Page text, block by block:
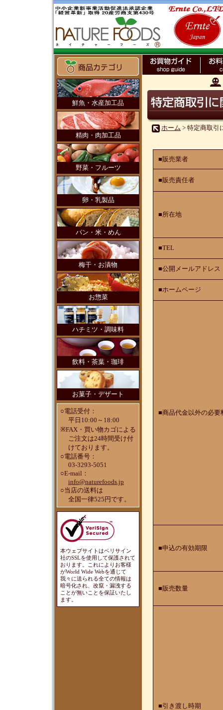
鮮魚・水産加工品
精肉・肉加工品
野菜・フルーツ
卵・乳製品
パン・米・めん
梅干・お漬物
お惣菜
ハチミツ・調味料
飲料・茶葉・珈琲
お菓子・デザート
○電話受付：
平日10:00～18:00
※FAX・買い物カゴによる
ご注文は24時間受け付
けております。
○電話番号：
03-3293-5051
○E-mail：
info@naturefoods.jp
○当店の送料は
全国一律525円です。
本ウェブサイトはベリサイン
社のSSLを使用して保護されて
おります。これによりお客様
がWorld Wide Webを通じて
我々に送られる全ての情報は
暗号化され、改竄・漏洩する
ことが無いことを保証いたし
ます。
ホーム > 特定商取引
■販売業者
■販売責任者
■所在地
■TEL
■公開メールアドレス
■ホームページ
■商品代金以外の必要
■申込の有効期限
■販売数量
■引き渡し時期